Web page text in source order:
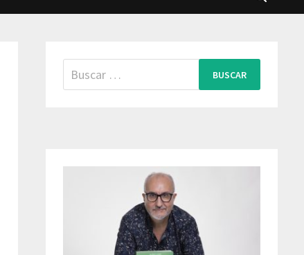
Buscar: